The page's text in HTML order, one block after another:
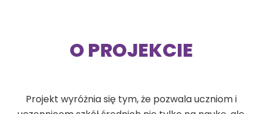
O PROJEKCIE
Projekt wyróżnia się tym, że pozwala uczniom i